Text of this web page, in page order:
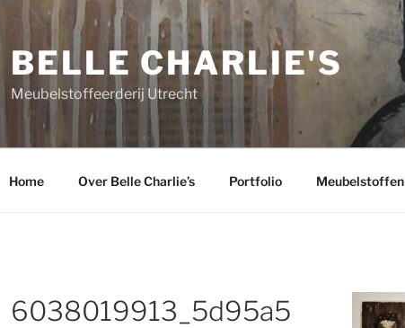
BELLE CHARLIE'S
Meubelstoffeerderij Utrecht
Home Over Belle Charlie’s Portfolio Meubelstoffen
6038019913_5d95a5